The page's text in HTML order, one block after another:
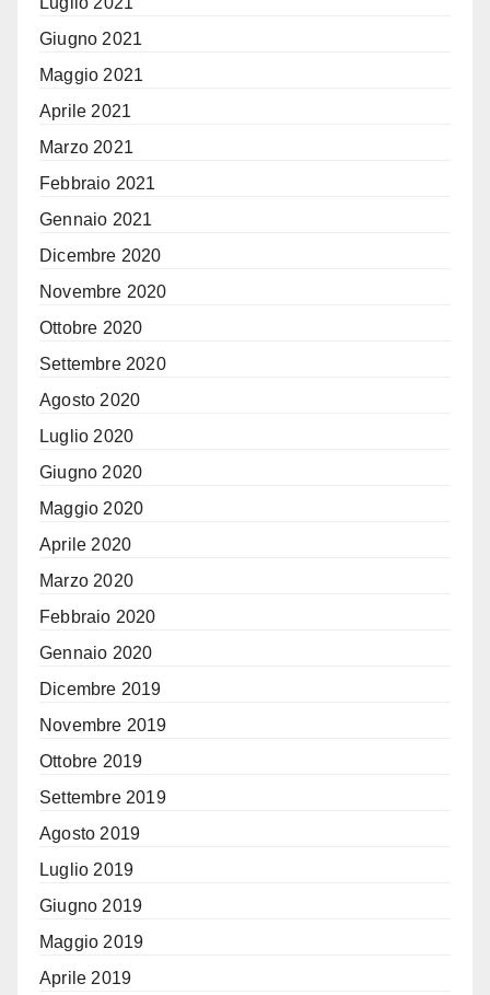
Giugno 2021
Maggio 2021
Aprile 2021
Marzo 2021
Febbraio 2021
Gennaio 2021
Dicembre 2020
Novembre 2020
Ottobre 2020
Settembre 2020
Agosto 2020
Luglio 2020
Giugno 2020
Maggio 2020
Aprile 2020
Marzo 2020
Febbraio 2020
Gennaio 2020
Dicembre 2019
Novembre 2019
Ottobre 2019
Settembre 2019
Agosto 2019
Luglio 2019
Giugno 2019
Maggio 2019
Aprile 2019